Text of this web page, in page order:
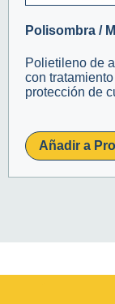
Polisombra /
Polietileno de
con
protección de
Añadir a